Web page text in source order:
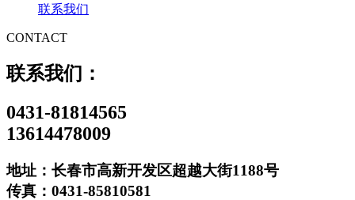
联系我们
CONTACT
联系我们：
0431-81814565
13614478009
地址：长春市高新开发区超越大街1188号
传真：0431-85810581